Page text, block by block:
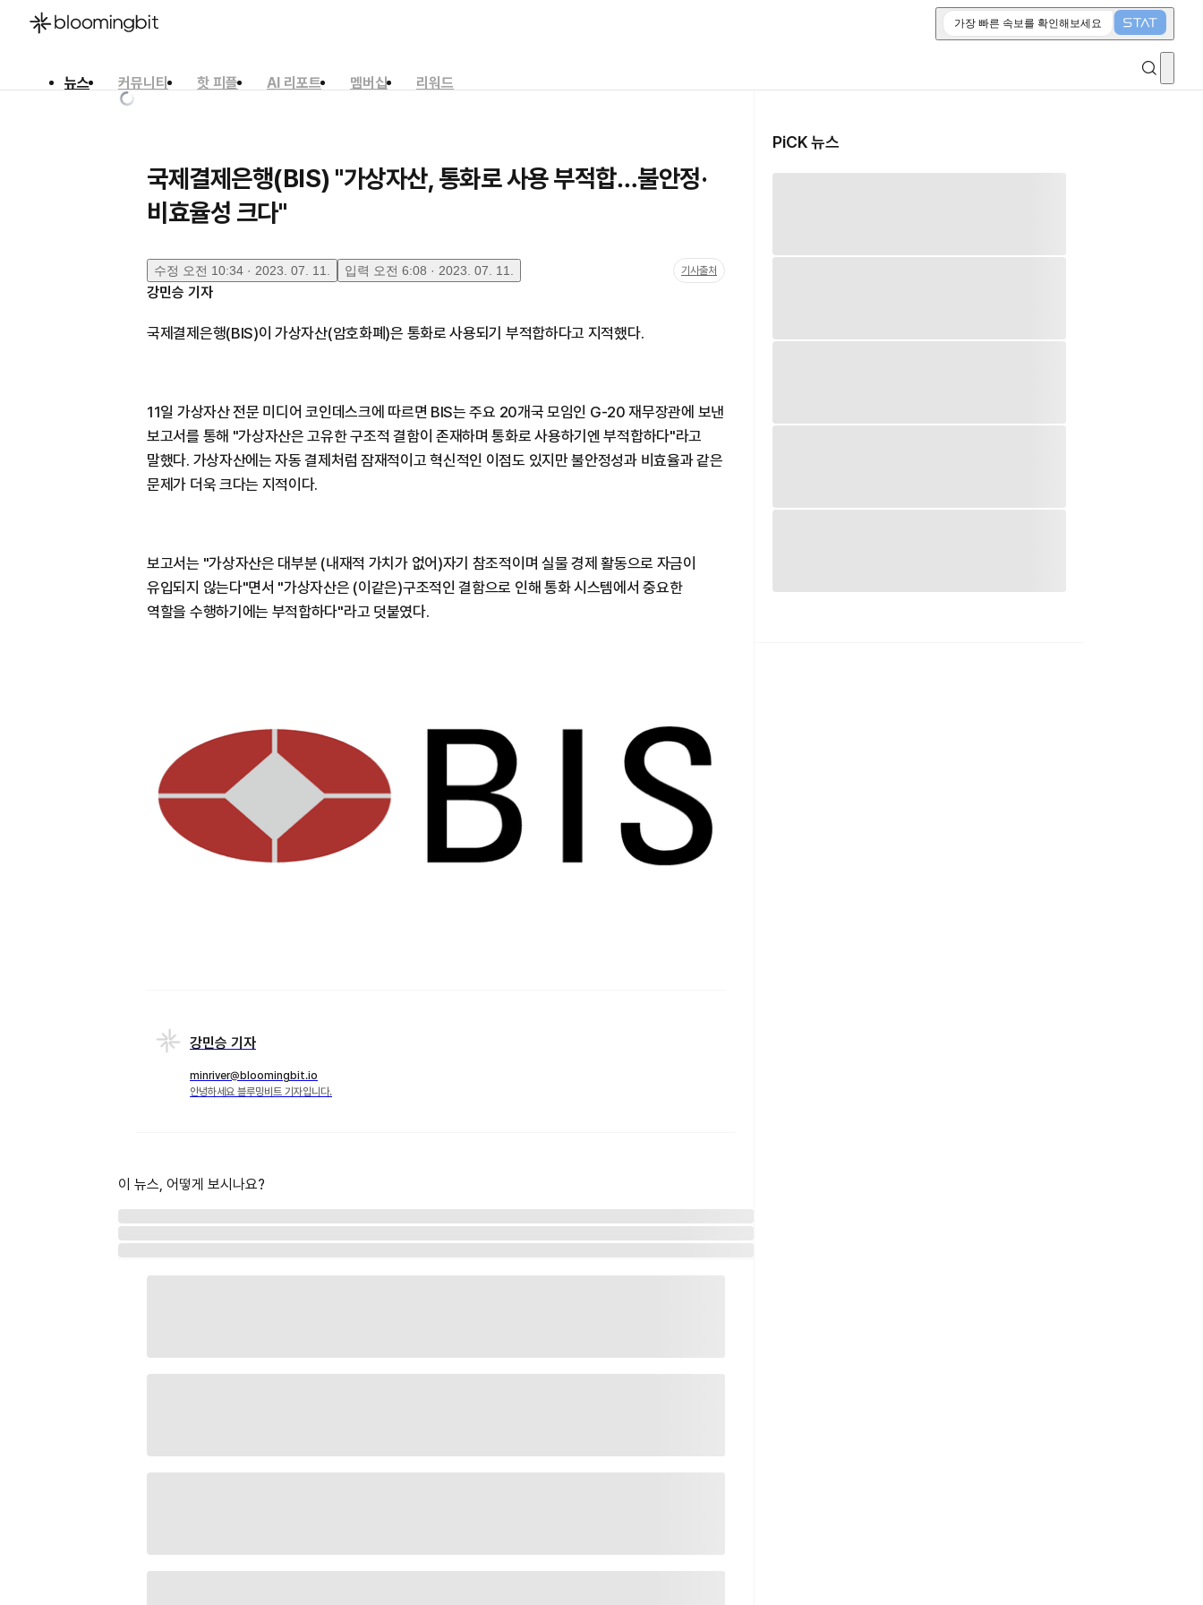
가장 빠른 속보를 확인해보세요
뉴스 커뮤니티 핫 피플 AI 리포트 멤버십
리워드
국제결제은행(BIS) "가상자산, 통화로 사용 부적합…불안정·
비효율성 크다"
수정 오전 10:34 · 2023. 07. 11. 입력 오전 6:08 · 2023. 07. 11. 기사출처
강민승 기자
국제결제은행(BIS)이 가상자산(암호화폐)은 통화로 사용되기 부적합하다고 지적했다.
11일 가상자산 전문 미디어 코인데스크에 따르면 BIS는 주요 20개국 모임인 G-20 재무장관에 보낸
보고서를 통해 "가상자산은 고유한 구조적 결함이 존재하며 통화로 사용하기엔 부적합하다"라고
말했다. 가상자산에는 자동 결제처럼 잠재적이고 혁신적인 이점도 있지만 불안정성과 비효율과 같은
문제가 더욱 크다는 지적이다.
보고서는 "가상자산은 대부분 (내재적 가치가 없어)자기 참조적이며 실물 경제 활동으로 자금이
유입되지 않는다"면서 "가상자산은 (이같은)구조적인 결함으로 인해 통화 시스템에서 중요한
역할을 수행하기에는 부적합하다"라고 덧붙였다.
강민승 기자
minriver@bloomingbit.io
안녕하세요 블루밍비트 기자입니다.
이 뉴스, 어떻게 보시나요?
PiCK 뉴스